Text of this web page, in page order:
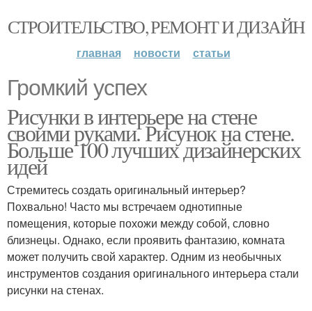
СТРОИТЕЛЬСТВО, РЕМОНТ И ДИЗАЙН
главная новости статьи
Громкий успех
Рисунки в интерьере на стене
своими руками. Рисунок на стене.
Больше 100 лучших дизайнерских
идей
Стремитесь создать оригинальный интерьер?
Похвально! Часто мы встречаем однотипные
помещения, которые похожи между собой, словно
близнецы. Однако, если проявить фантазию, комната
может получить свой характер. Одним из необычных
инструментов создания оригинального интерьера стали
рисунки на стенах.